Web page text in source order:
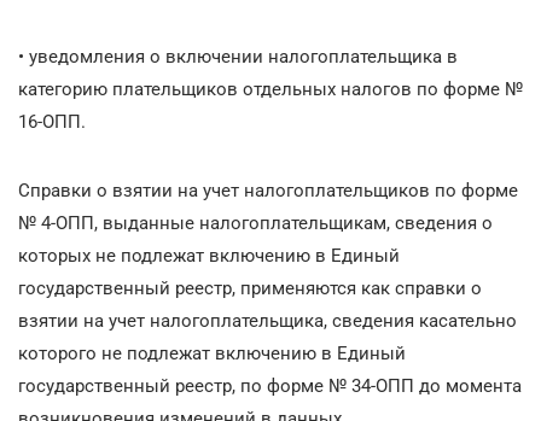
• уведомления о включении налогоплательщика в
категорию плательщиков отдельных налогов по форме №
16-ОПП.
Справки о взятии на учет налогоплательщиков по форме
№ 4-ОПП, выданные налогоплательщикам, сведения о
которых не подлежат включению в Единый
государственный реестр, применяются как справки о
взятии на учет налогоплательщика, сведения касательно
которого не подлежат включению в Единый
государственный реестр, по форме № 34-ОПП до момента